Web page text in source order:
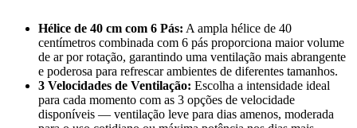
Hélice de 40 cm com 6 Pás: A ampla hélice de 40
centímetros combinada com 6 pás proporciona maior volume
de ar por rotação, garantindo uma ventilação mais abrangente
e poderosa para refrescar ambientes de diferentes tamanhos.
3 Velocidades de Ventilação: Escolha a intensidade ideal
para cada momento com as 3 opções de velocidade
disponíveis — ventilação leve para dias amenos, moderada